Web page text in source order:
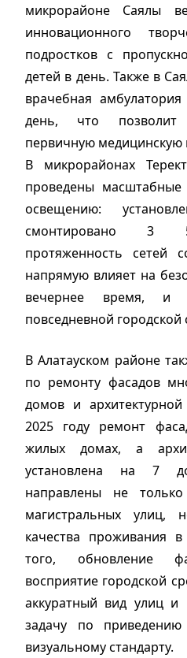
микрорайоне Саялы
инновационного
подростков с
детей в день. Также в
врачебная
день, что позволит
первичную
В микрорайонах
проведены
освещению:
смонтировано 3
протяженность сетей
напрямую влияет на
вечернее время, и
повседневной городской
В Алатауском районе
по ремонту фасадов
домов и
2025 году ремонт
жилых домах, а
установлена на 7
направлены не
магистральных
качества проживания
того, обновление
восприятие городской
аккуратный вид улиц
задачу по
визуальному стандарту.